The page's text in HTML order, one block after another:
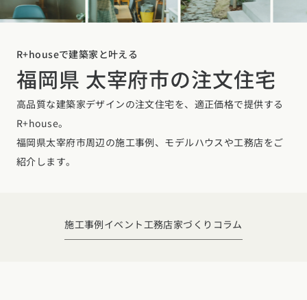
近くの工務店に相談する
R+houseについて
R+houseについて
性能
全国の工務店を探す
北海道・東北エリア
北海道
東京都神奈川県埼玉県 千葉県茨城県 栃木県 群馬県
施工事例
2階建て
R+houseで建築家と叶える
福岡県 太宰府市の注文住宅
高品質な建築家デザインの注文住宅を、適正価格で提供する
R+house。
福岡県太宰府市周辺の施工事例、モデルハウスや工務店をご
紹介します。
施工事例イベント工務店家づくりコラム